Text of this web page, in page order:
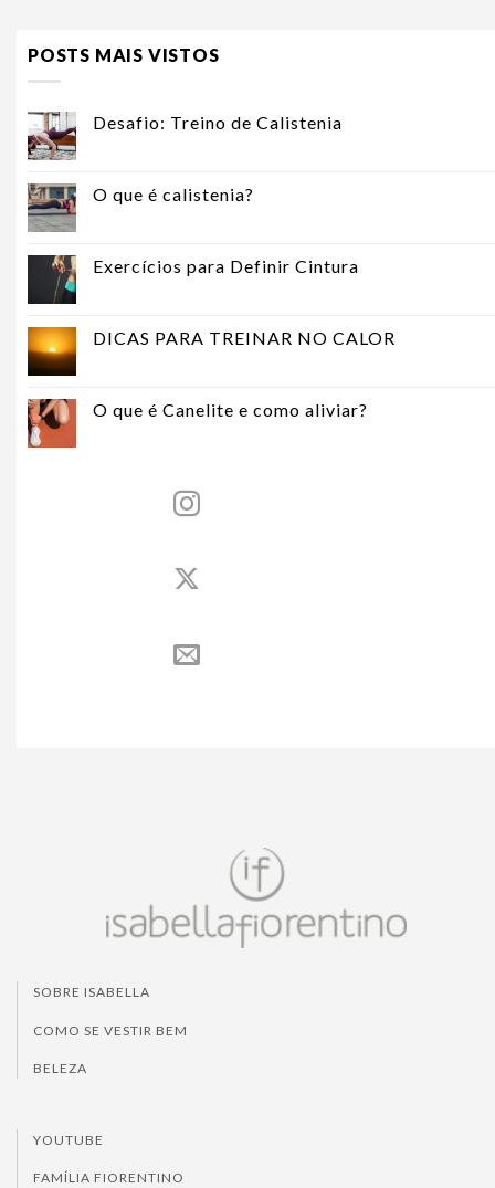
POSTS MAIS VISTOS
Desafio: Treino de Calistenia
O que é calistenia?
Exercícios para Definir Cintura
DICAS PARA TREINAR NO CALOR
O que é Canelite e como aliviar?
SOBRE ISABELLA
COMO SE VESTIR BEM
BELEZA
YOUTUBE
FAMÍLIA FIORENTINO